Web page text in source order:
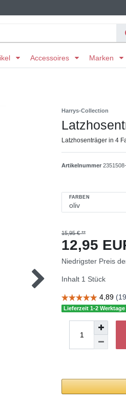
Accessoires Marken
Harrys-Collection
Latzhosenträger in 4
Artikelnummer
FARBEN
15,95 € **
12,95
Niedrigster Preis
Inhalt 1 Stück
Lieferzeit 1-2 Werktage